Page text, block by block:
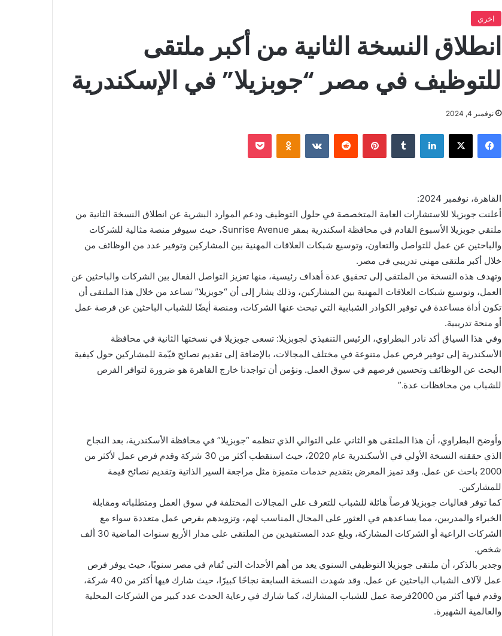
اخري
انطلاق النسخة الثانية من أكبر ملتقى
للتوظيف في مصر “جوبزيلا” في الإسكندرية
نوفمبر 4, 2024
فيسبوك X لينكدإن بينتيريست Odnoklassniki
بوكيت
القاهرة، نوفمبر 2024:
أعلنت جوبزيلا للاستشارات العامة المتخصصة في حلول التوظيف ودعم الموارد البشرية عن انطلاق النسخة الثانية من
ملتقي جوبزيلا الأسبوع القادم في محافظة اسكندرية بمقر Sunrise Avenue، حيث سيوفر منصة مثالية للشركات
والباحثين عن عمل للتواصل والتعاون، وتوسيع شبكات العلاقات المهنية بين المشاركين وتوفير عدد من الوظائف من
خلال أكبر ملتقى مهني تدريبي في مصر.
وتهدف هذه النسخة من الملتقى إلى تحقيق عدة أهداف رئيسية، منها تعزيز التواصل الفعال بين الشركات والباحثين عن
العمل، وتوسيع شبكات العلاقات المهنية بين المشاركين، وذلك يشار إلى أن “جوبزيلا” تساعد من خلال هذا الملتقى أن
تكون أداة مساعدة في توفير الكوادر الشبابية التي تبحث عنها الشركات، ومنصة أيضًا للشباب الباحثين عن فرصة عمل
أو منحة تدريبية.
وفي هذا السياق أكد نادر البطراوي، الرئيس التنفيذي لجوبزيلا: تسعى جوبزيلا في نسختها الثانية في محافظة
الأسكندرية إلى توفير فرص عمل متنوعة في مختلف المجالات، بالإضافة إلى تقديم نصائح قيّمة للمشاركين حول كيفية
البحث عن الوظائف وتحسين فرصهم في سوق العمل. ونؤمن أن تواجدنا خارج القاهرة هو ضرورة لتوافر الفرص
للشباب من محافظات عدة.”
وأوضح البطراوي، أن هذا الملتقى هو الثاني على التوالي الذي تنظمه “جوبزيلا” في محافظة الأسكندرية، بعد النجاح
الذي حققته النسخة الأولي في الأسكندرية عام 2020، حيث استقطب أكثر من 30 شركة وقدم فرص عمل لأكثر من
2000 باحث عن عمل. وقد تميز المعرض بتقديم خدمات متميزة مثل مراجعة السير الذاتية وتقديم نصائح قيمة
للمشاركين.
كما توفر فعاليات جوبزيلا فرصاً هائلة للشباب للتعرف على المجالات المختلفة في سوق العمل ومتطلباته ومقابلة
الخبراء والمدربين، مما يساعدهم في العثور على المجال المناسب لهم، وتزويدهم بفرص عمل متعددة سواء مع
الشركات الراعية أو الشركات المشاركة، وبلغ عدد المستفيدين من الملتقى على مدار الأربع سنوات الماضية 30 ألف
شخص.
وجدير بالذكر، أن ملتقى جوبزيلا التوظيفي السنوي يعد من أهم الأحداث التي تُقام في مصر سنويًا، حيث يوفر فرص
عمل لآلاف الشباب الباحثين عن عمل. وقد شهدت النسخة السابعة نجاحًا كبيرًا، حيث شارك فيها أكثر من 40 شركة،
وقدم فيها أكثر من 2000فرصة عمل للشباب المشارك، كما شارك في رعاية الحدث عدد كبير من الشركات المحلية
والعالمية الشهيرة.